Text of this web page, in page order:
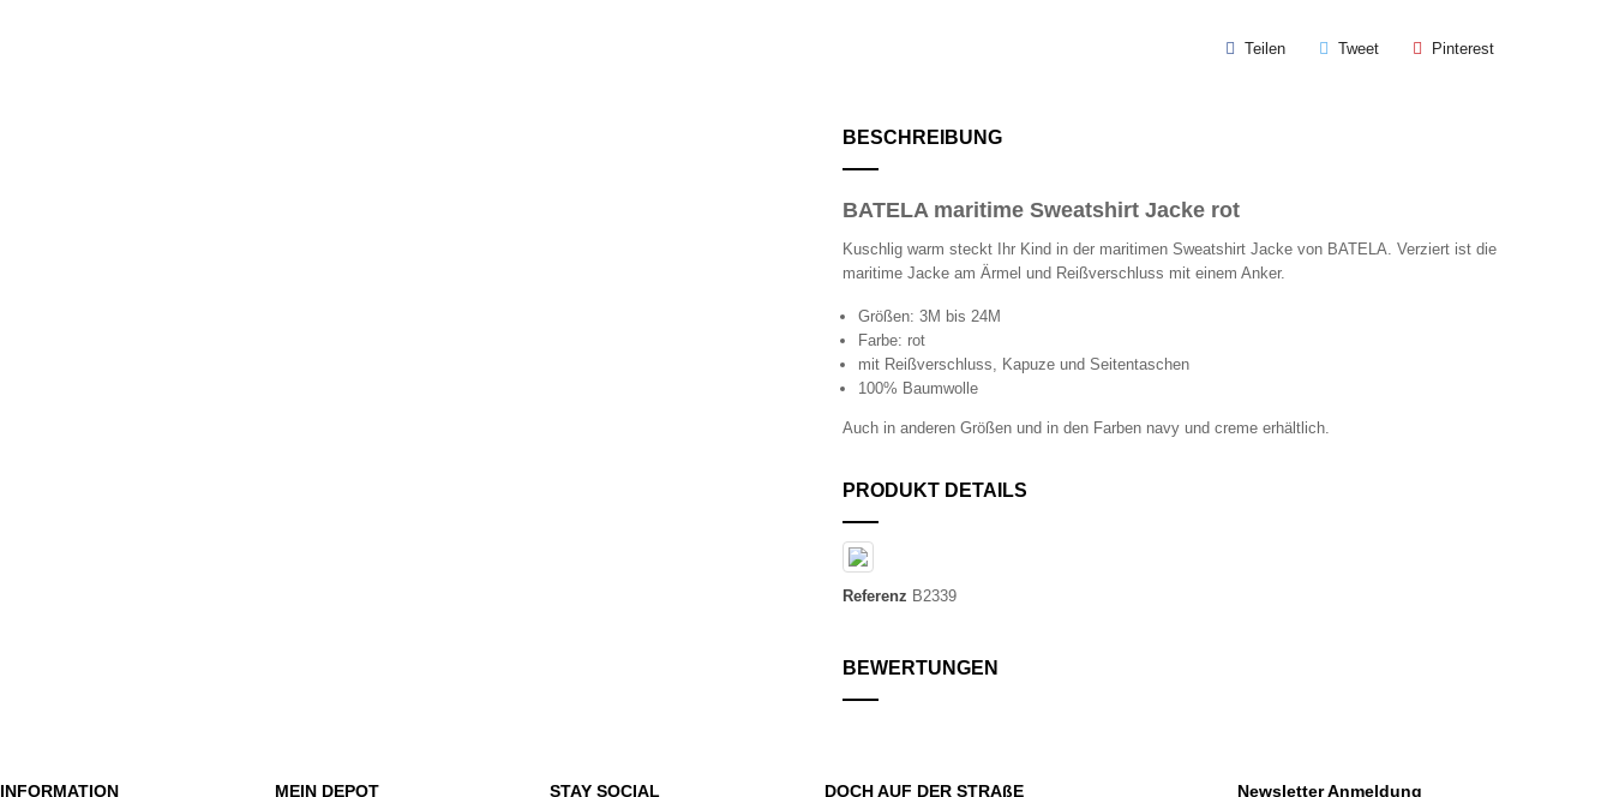
Teilen Tweet Pinterest
BESCHREIBUNG
BATELA maritime Sweatshirt Jacke rot
Kuschlig warm steckt Ihr Kind in der maritimen Sweatshirt Jacke von BATELA. Verziert ist die
maritime Jacke am Ärmel und Reißverschluss mit einem Anker.
Größen: 3M bis 24M
Farbe: rot
mit Reißverschluss, Kapuze und Seitentaschen
100% Baumwolle
Auch in anderen Größen und in den Farben navy und creme erhältlich.
PRODUKT DETAILS
Referenz B2339
BEWERTUNGEN
INFORMATION MEIN DEPOT STAY SOCIAL DOCH AUF DER STRAßE Newsletter Anmeldung